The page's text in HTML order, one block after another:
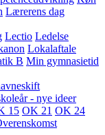
Lærerens dag
Lectio Ledelse
Lokalaftale
B Min gymnasietid
- nye ideer
15 OK 21 OK 24